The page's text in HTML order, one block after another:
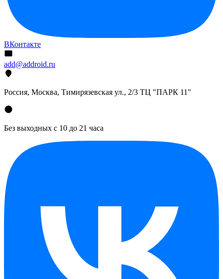
ВКонтакте
add@addroid.ru
Россия, Москва, Тимирязевская ул., 2/3 ТЦ "ПАРК 11"
Без выходных с 10 до 21 часа